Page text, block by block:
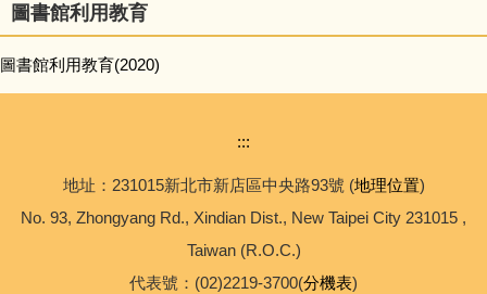
圖書館利用教育
圖書館利用教育(2020)
:::
地址：231015新北市新店區中央路93號 (地理位置)
No. 93, Zhongyang Rd., Xindian Dist., New Taipei City 231015 ,
Taiwan (R.O.C.)
代表號：(02)2219-3700(分機表)